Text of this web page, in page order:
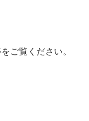
ご覧ください。